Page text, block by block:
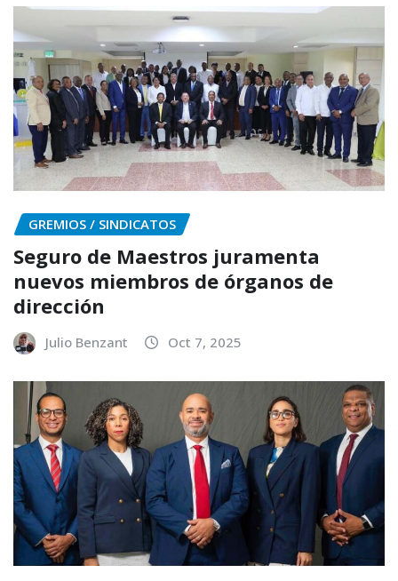
GREMIOS / SINDICATOS
Seguro de Maestros juramenta
nuevos miembros de órganos de
dirección
Julio Benzant Oct 7, 2025